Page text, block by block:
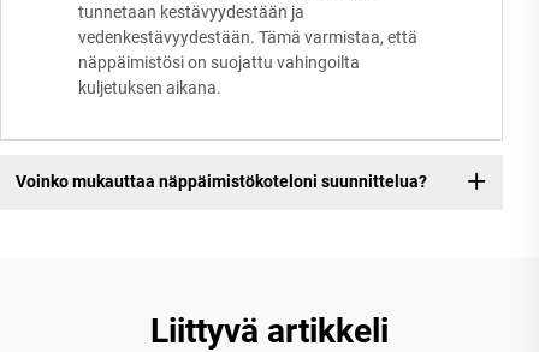
tunnetaan kestävyydestään ja
vedenkestävyydestään. Tämä varmistaa, että
näppäimistösi on suojattu vahingoilta
kuljetuksen aikana.
Voinko mukauttaa näppäimistökoteloni suunnittelua?
Liittyvä artikkeli